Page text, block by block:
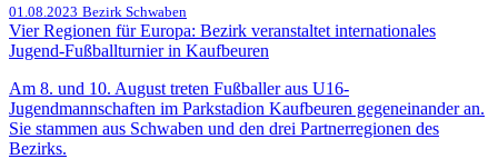
01.08.2023 Bezirk Schwaben
Vier Regionen für Europa: Bezirk veranstaltet internationales
Jugend-Fußballturnier in Kaufbeuren
Am 8. und 10. August treten Fußballer aus U16-
Jugendmannschaften im Parkstadion Kaufbeuren gegeneinander an.
Sie stammen aus Schwaben und den drei Partnerregionen des
Bezirks.